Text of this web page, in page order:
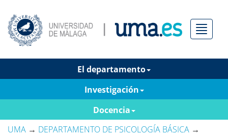
Menú
El departamento
Investigación
Docencia
UMA → DEPARTAMENTO DE PSICOLOGÍA BÁSICA →